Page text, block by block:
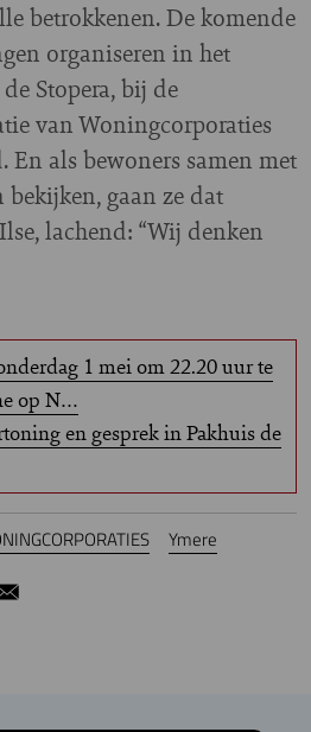
betrokkenen. De komende
organiseren in het
Stopera, bij de
van Woningcorporaties
En als bewoners samen met
gaan ze dat
lachend: “Wij denken
1 mei om 22.20 uur te
op N…
en gesprek in Pakhuis de
Ymere